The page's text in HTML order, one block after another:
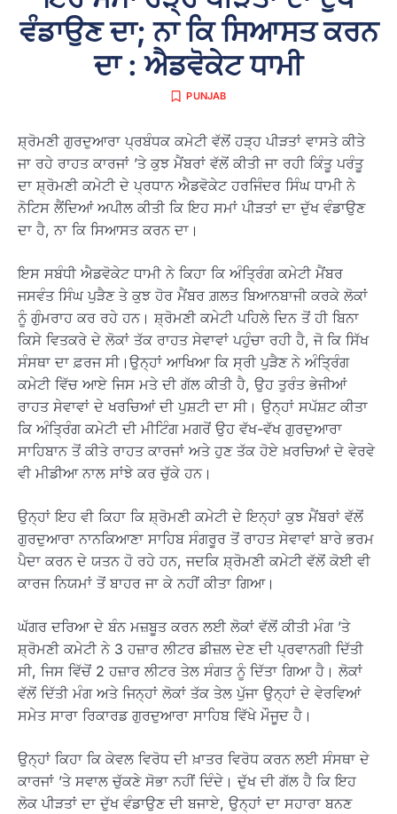
ਵੰਡਾਉਣ ਦਾ; ਨਾ ਕਿ ਸਿਆਸਤ ਕਰਨ
ਦਾ : ਐਡਵੋਕੇਟ ਧਾਮੀ
PUNJAB
ਸ਼੍ਰੋਮਣੀ ਗੁਰਦੁਆਰਾ ਪ੍ਰਬੰਧਕ ਕਮੇਟੀ ਵੱਲੋਂ ਹੜ੍ਹ ਪੀੜਤਾਂ ਵਾਸਤੇ ਕੀਤੇ
ਜਾ ਰਹੇ ਰਾਹਤ ਕਾਰਜਾਂ ’ਤੇ ਕੁਝ ਮੈਂਬਰਾਂ ਵੱਲੋਂ ਕੀਤੀ ਜਾ ਰਹੀ ਕਿੰਤੂ ਪਰੰਤੂ
ਦਾ ਸ਼੍ਰੋਮਣੀ ਕਮੇਟੀ ਦੇ ਪ੍ਰਧਾਨ ਐਡਵੋਕੇਟ ਹਰਜਿੰਦਰ ਸਿੰਘ ਧਾਮੀ ਨੇ
ਨੋਟਿਸ ਲੈਂਦਿਆਂ ਅਪੀਲ ਕੀਤੀ ਕਿ ਇਹ ਸਮਾਂ ਪੀੜਤਾਂ ਦਾ ਦੁੱਖ ਵੰਡਾਉਣ
ਦਾ ਹੈ, ਨਾ ਕਿ ਸਿਆਸਤ ਕਰਨ ਦਾ।
ਇਸ ਸਬੰਧੀ ਐਡਵੋਕੇਟ ਧਾਮੀ ਨੇ ਕਿਹਾ ਕਿ ਅੰਤ੍ਰਿੰਗ ਕਮੇਟੀ ਮੈਂਬਰ
ਜਸਵੰਤ ਸਿੰਘ ਪੁੜੈਣ ਤੇ ਕੁਝ ਹੋਰ ਮੈਂਬਰ ਗ਼ਲਤ ਬਿਆਨਬਾਜੀ ਕਰਕੇ ਲੋਕਾਂ
ਨੂੰ ਗੁੰਮਰਾਹ ਕਰ ਰਹੇ ਹਨ। ਸ਼੍ਰੋਮਣੀ ਕਮੇਟੀ ਪਹਿਲੇ ਦਿਨ ਤੋਂ ਹੀ ਬਿਨਾ
ਕਿਸੇ ਵਿਤਕਰੇ ਦੇ ਲੋਕਾਂ ਤੱਕ ਰਾਹਤ ਸੇਵਾਵਾਂ ਪਹੁੰਚਾ ਰਹੀ ਹੈ, ਜੋ ਕਿ ਸਿੱਖ
ਸੰਸਥਾ ਦਾ ਫ਼ਰਜ ਸੀ।ਉਨ੍ਹਾਂ ਆਖਿਆ ਕਿ ਸ੍ਰੀ ਪੁੜੈਣ ਨੇ ਅੰਤ੍ਰਿੰਗ
ਕਮੇਟੀ ਵਿੱਚ ਆਏ ਜਿਸ ਮਤੇ ਦੀ ਗੱਲ ਕੀਤੀ ਹੈ, ਉਹ ਤੁਰੰਤ ਭੇਜੀਆਂ
ਰਾਹਤ ਸੇਵਾਵਾਂ ਦੇ ਖਰਚਿਆਂ ਦੀ ਪੁਸ਼ਟੀ ਦਾ ਸੀ। ਉਨ੍ਹਾਂ ਸਪੱਸ਼ਟ ਕੀਤਾ
ਕਿ ਅੰਤ੍ਰਿੰਗ ਕਮੇਟੀ ਦੀ ਮੀਟਿੰਗ ਮਗਰੋਂ ਉਹ ਵੱਖ-ਵੱਖ ਗੁਰਦੁਆਰਾ
ਸਾਹਿਬਾਨ ਤੋਂ ਕੀਤੇ ਰਾਹਤ ਕਾਰਜਾਂ ਅਤੇ ਹੁਣ ਤੱਕ ਹੋਏ ਖ਼ਰਚਿਆਂ ਦੇ ਵੇਰਵੇ
ਵੀ ਮੀਡੀਆ ਨਾਲ ਸਾਂਝੇ ਕਰ ਚੁੱਕੇ ਹਨ।
ਉਨ੍ਹਾਂ ਇਹ ਵੀ ਕਿਹਾ ਕਿ ਸ਼੍ਰੋਮਣੀ ਕਮੇਟੀ ਦੇ ਇਨ੍ਹਾਂ ਕੁਝ ਮੈਂਬਰਾਂ ਵੱਲੋਂ
ਗੁਰਦੁਆਰਾ ਨਾਨਕਿਆਣਾ ਸਾਹਿਬ ਸੰਗਰੂਰ ਤੋਂ ਰਾਹਤ ਸੇਵਾਵਾਂ ਬਾਰੇ ਭਰਮ
ਪੈਦਾ ਕਰਨ ਦੇ ਯਤਨ ਹੋ ਰਹੇ ਹਨ, ਜਦਕਿ ਸ਼੍ਰੋਮਣੀ ਕਮੇਟੀ ਵੱਲੋਂ ਕੋਈ ਵੀ
ਕਾਰਜ ਨਿਯਮਾਂ ਤੋਂ ਬਾਹਰ ਜਾ ਕੇ ਨਹੀਂ ਕੀਤਾ ਗਿਆ।
ਘੱਗਰ ਦਰਿਆ ਦੇ ਬੰਨ ਮਜ਼ਬੂਤ ਕਰਨ ਲਈ ਲੋਕਾਂ ਵੱਲੋਂ ਕੀਤੀ ਮੰਗ ’ਤੇ
ਸ਼੍ਰੋਮਣੀ ਕਮੇਟੀ ਨੇ 3 ਹਜ਼ਾਰ ਲੀਟਰ ਡੀਜ਼ਲ ਦੇਣ ਦੀ ਪ੍ਰਵਾਨਗੀ ਦਿੱਤੀ
ਸੀ, ਜਿਸ ਵਿੱਚੋਂ 2 ਹਜ਼ਾਰ ਲੀਟਰ ਤੇਲ ਸੰਗਤ ਨੂੰ ਦਿੱਤਾ ਗਿਆ ਹੈ। ਲੋਕਾਂ
ਵੱਲੋਂ ਦਿੱਤੀ ਮੰਗ ਅਤੇ ਜਿਨ੍ਹਾਂ ਲੋਕਾਂ ਤੱਕ ਤੇਲ ਪੁੱਜਾ ਉਨ੍ਹਾਂ ਦੇ ਵੇਰਵਿਆਂ
ਸਮੇਤ ਸਾਰਾ ਰਿਕਾਰਡ ਗੁਰਦੁਆਰਾ ਸਾਹਿਬ ਵਿੱਖੇ ਮੌਜੂਦ ਹੈ।
ਉਨ੍ਹਾਂ ਕਿਹਾ ਕਿ ਕੇਵਲ ਵਿਰੋਧ ਦੀ ਖ਼ਾਤਰ ਵਿਰੋਧ ਕਰਨ ਲਈ ਸੰਸਥਾ ਦੇ
ਕਾਰਜਾਂ ’ਤੇ ਸਵਾਲ ਚੁੱਕਣੇ ਸੋਭਾ ਨਹੀਂ ਦਿੰਦੇ। ਦੁੱਖ ਦੀ ਗੱਲ ਹੈ ਕਿ ਇਹ
ਲੋਕ ਪੀੜਤਾਂ ਦਾ ਦੁੱਖ ਵੰਡਾਉਣ ਦੀ ਬਜਾਏ, ਉਨ੍ਹਾਂ ਦਾ ਸਹਾਰਾ ਬਨਣ